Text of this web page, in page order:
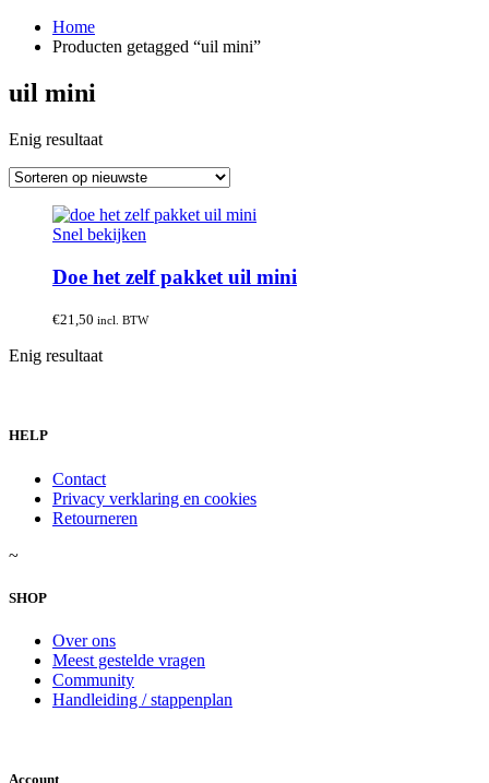
Home
Producten getagged “uil mini”
uil mini
Enig resultaat
Snel bekijken
Doe het zelf pakket uil mini
€21,50 incl. BTW
Enig resultaat
HELP
Contact
Privacy verklaring en cookies
Retourneren
~
SHOP
Over ons
Meest gestelde vragen
Community
Handleiding / stappenplan
Account